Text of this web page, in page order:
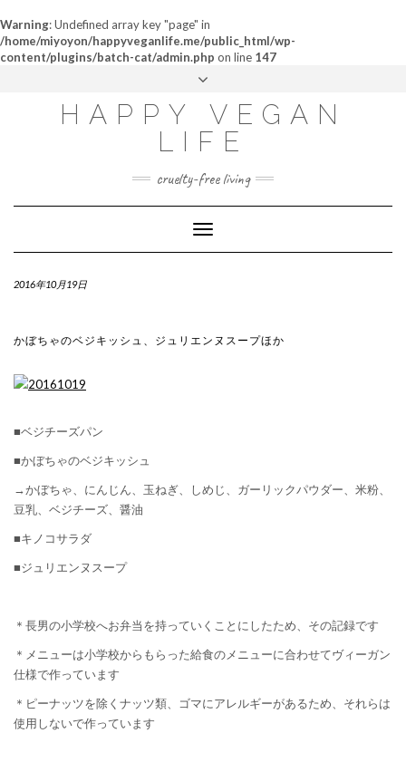
Warning: Undefined array key "page" in
/home/miyoyon/happyveganlife.me/public_html/wp-
content/plugins/batch-cat/admin.php on line 147
ABOUT
MY STORY
CONTACT
HAPPY VEGAN
LIFE
cruelty-free living
Toggle
Navigation
2016年10月19日
かぼちゃのベジキッシュ、ジュリエンヌスープほか
■ベジチーズパン
■かぼちゃのベジキッシュ
→かぼちゃ、にんじん、玉ねぎ、しめじ、ガーリックパウダー、米粉、
豆乳、ベジチーズ、醤油
■キノコサラダ
■ジュリエンヌスープ
＊長男の小学校へお弁当を持っていくことにしたため、その記録です
＊メニューは小学校からもらった給食のメニューに合わせてヴィーガン
仕様で作っています
＊ピーナッツを除くナッツ類、ゴマにアレルギーがあるため、それらは
使用しないで作っています